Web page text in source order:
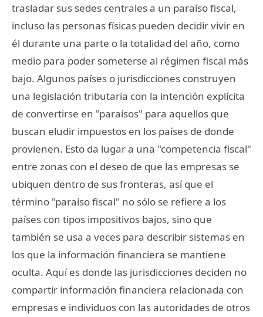
trasladar sus sedes centrales a un paraíso fiscal,
incluso las personas físicas pueden decidir vivir en
él durante una parte o la totalidad del año, como
medio para poder someterse al régimen fiscal más
bajo. Algunos países o jurisdicciones construyen
una legislación tributaria con la intención explícita
de convertirse en "paraísos" para aquellos que
buscan eludir impuestos en los países de donde
provienen. Esto da lugar a una "competencia fiscal"
entre zonas con el deseo de que las empresas se
ubiquen dentro de sus fronteras, así que el
término "paraíso fiscal" no sólo se refiere a los
países con tipos impositivos bajos, sino que
también se usa a veces para describir sistemas en
los que la información financiera se mantiene
oculta. Aquí es donde las jurisdicciones deciden no
compartir información financiera relacionada con
empresas e individuos con las autoridades de otros